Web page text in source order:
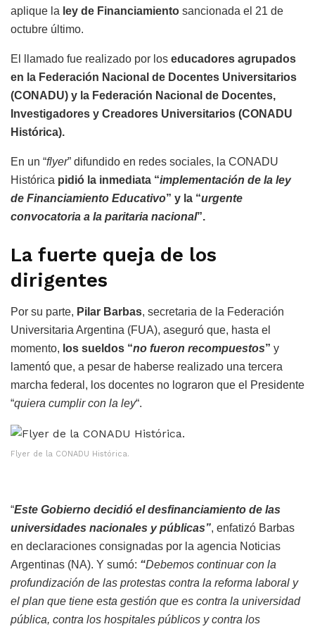
aplique la ley de Financiamiento sancionada el 21 de
octubre último.
El llamado fue realizado por los educadores agrupados
en la Federación Nacional de Docentes Universitarios
(CONADU) y la Federación Nacional de Docentes,
Investigadores y Creadores Universitarios (CONADU
Histórica).
En un “flyer” difundido en redes sociales, la CONADU
Histórica pidió la inmediata “implementación de la ley
de Financiamiento Educativo” y la “urgente
convocatoria a la paritaria nacional”.
La fuerte queja de los
dirigentes
Por su parte, Pilar Barbas, secretaria de la Federación
Universitaria Argentina (FUA), aseguró que, hasta el
momento, los sueldos “no fueron recompuestos” y
lamentó que, a pesar de haberse realizado una tercera
marcha federal, los docentes no lograron que el Presidente
“quiera cumplir con la ley“.
Flyer de la CONADU Histórica.
“Este Gobierno decidió el desfinanciamiento de las
universidades nacionales y públicas”, enfatizó Barbas
en declaraciones consignadas por la agencia Noticias
Argentinas (NA). Y sumó: “Debemos continuar con la
profundización de las protestas contra la reforma laboral y
el plan que tiene esta gestión que es contra la universidad
pública, contra los hospitales públicos y contra los